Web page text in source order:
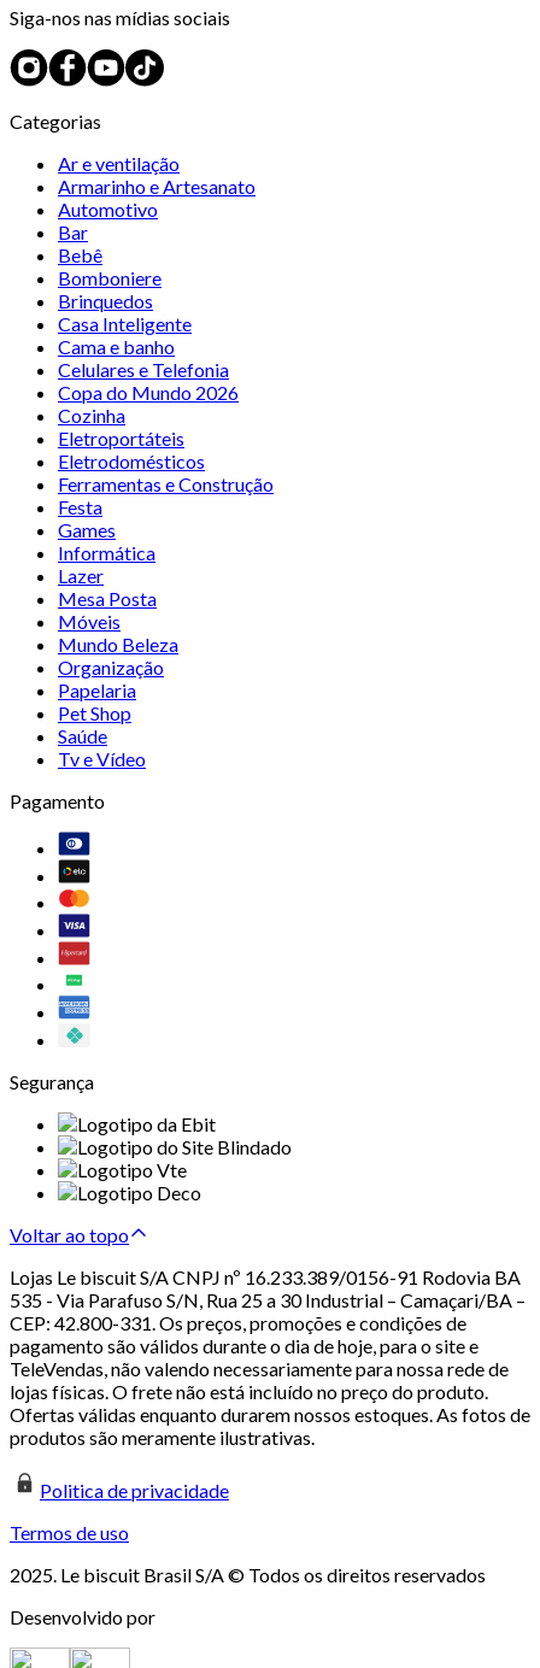
Siga-nos nas mídias sociais
Categorias
Ar e ventilação
Armarinho e Artesanato
Automotivo
Bar
Bebê
Bomboniere
Brinquedos
Casa Inteligente
Cama e banho
Celulares e Telefonia
Copa do Mundo 2026
Cozinha
Eletroportáteis
Eletrodomésticos
Ferramentas e Construção
Festa
Games
Informática
Lazer
Mesa Posta
Móveis
Mundo Beleza
Organização
Papelaria
Pet Shop
Saúde
Tv e Vídeo
Pagamento
Segurança
Voltar ao topo
Lojas Le biscuit S/A CNPJ nº 16.233.389/0156-91 Rodovia BA
535 - Via Parafuso S/N, Rua 25 a 30 Industrial – Camaçari/BA –
CEP: 42.800-331. Os preços, promoções e condições de
pagamento são válidos durante o dia de hoje, para o site e
TeleVendas, não valendo necessariamente para nossa rede de
lojas físicas. O frete não está incluído no preço do produto.
Ofertas válidas enquanto durarem nossos estoques. As fotos de
produtos são meramente ilustrativas.
Politica de privacidade
Termos de uso
2025. Le biscuit Brasil S/A © Todos os direitos reservados
Desenvolvido por